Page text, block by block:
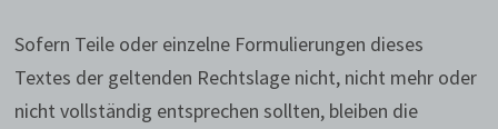
Sofern Teile oder einzelne Formulierungen dieses
Textes der geltenden Rechtslage nicht, nicht mehr oder
nicht vollständig entsprechen sollten, bleiben die